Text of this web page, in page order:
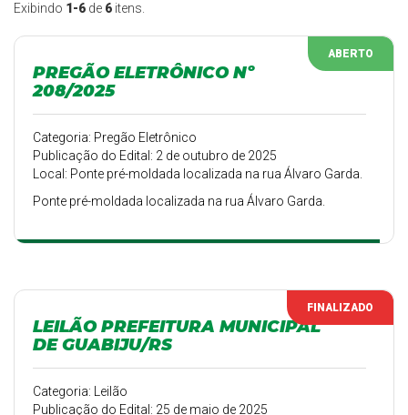
Exibindo 1-6 de 6 itens.
ABERTO
PREGÃO ELETRÔNICO Nº
208/2025
Categoria: Pregão Eletrônico
Publicação do Edital: 2 de outubro de 2025
Local: Ponte pré-moldada localizada na rua Álvaro Garda.
Ponte pré-moldada localizada na rua Álvaro Garda.
FINALIZADO
LEILÃO PREFEITURA MUNICIPAL
DE GUABIJU/RS
Categoria: Leilão
Publicação do Edital: 25 de maio de 2025